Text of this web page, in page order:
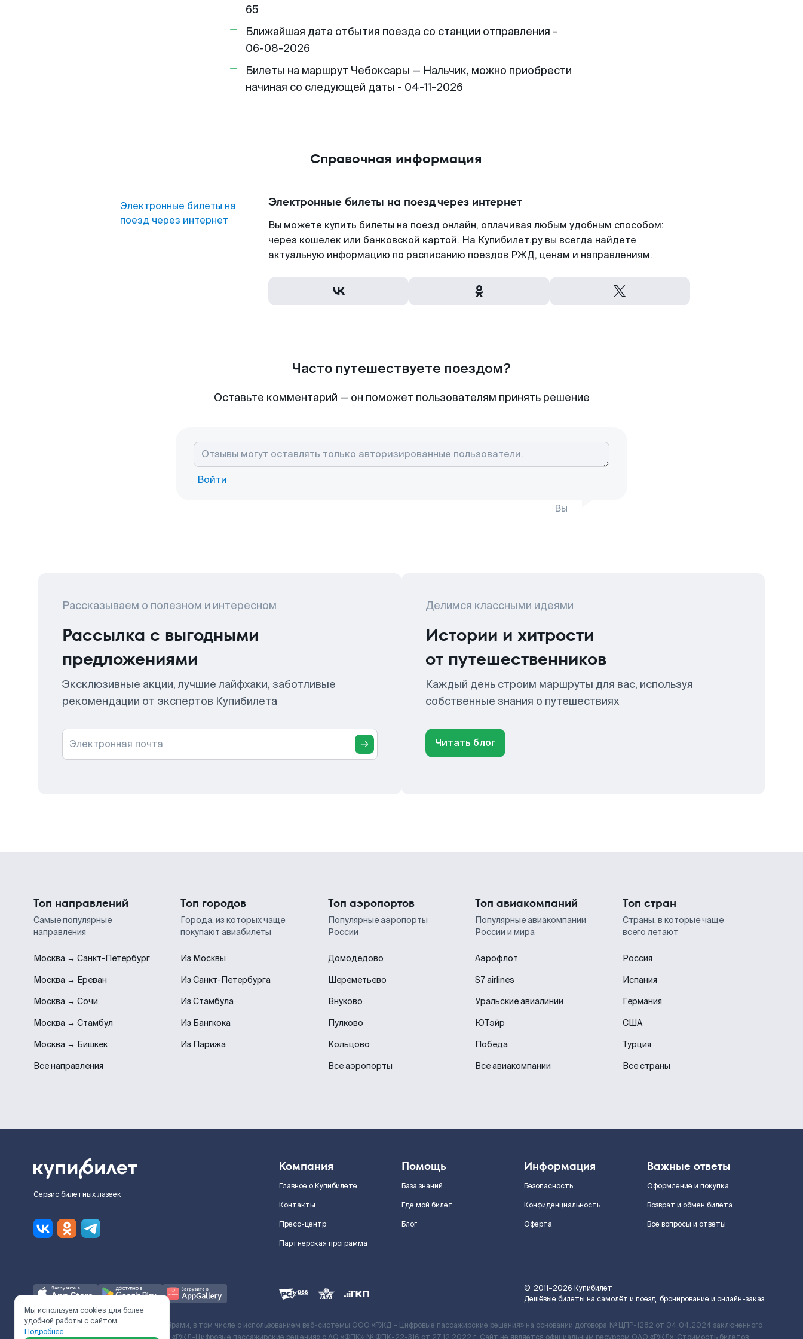
65
Ближайшая дата отбытия поезда со станции отправления -
06-08-2026
Билеты на маршрут Чебоксары — Нальчик, можно приобрести
начиная со следующей даты - 04-11-2026
Справочная информация
Электронные билеты на
поезд через интернет
Электронные билеты на поезд через интернет
Вы можете купить билеты на поезд онлайн, оплачивая любым удобным способом:
через кошелек или банковской картой. На Купибилет.ру вы всегда найдете
актуальную информацию по расписанию поездов РЖД, ценам и направлениям.
Часто путешествуете поездом?
Оставьте комментарий — он поможет пользователям принять решение
Войти
Вы
Рассказываем о полезном и интересном
Рассылка с выгодными
предложениями
Эксклюзивные акции, лучшие лайфхаки, заботливые
рекомендации от экспертов Купибилета
Электронная почта
Делимся классными идеями
Истории и хитрости
от путешественников
Каждый день строим маршруты для вас, используя
собственные знания о путешествиях
Читать блог
Топ направлений
Самые популярные
направления
Москва → Санкт-Петербург
Москва → Ереван
Москва → Сочи
Москва → Стамбул
Москва → Бишкек
Все направления
Топ городов
Города, из которых чаще
покупают авиабилеты
Из Москвы
Из Санкт-Петербурга
Из Стамбула
Из Бангкока
Из Парижа
Топ аэропортов
Популярные аэропорты
России
Домодедово
Шереметьево
Внуково
Пулково
Кольцово
Все аэропорты
Топ авиакомпаний
Популярные авиакомпании
России и мира
Аэрофлот
S7 airlines
Уральские авиалинии
ЮТэйр
Победа
Все авиакомпании
Топ стран
Страны, в которые чаще
всего летают
Россия
Испания
Германия
США
Турция
Все страны
Сервис билетных лазеек
Компания
Главное о Купибилете
Контакты
Пресс-центр
Партнерская программа
Помощь
База знаний
Где мой билет
Блог
Информация
Безопасность
Конфиденциальность
Оферта
Важные ответы
Оформление и покупка
Возврат и обмен билета
Все вопросы и ответы
© 2011–2026 Купибилет
Дешёвые билеты на самолёт и поезд, бронирование и онлайн-заказ
Ж/Д билеты предоставляются партнёрами, в том числе с использованием веб-системы ООО «РЖД – Цифровые пассажирские решения» на основании договора № ЦПР-1282 от 04.04.2024 заключенного
Мы используем cookies для более
удобной работы с сайтом.
Подробнее